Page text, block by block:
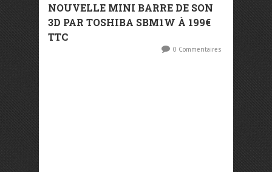
NOUVELLE MINI BARRE DE SON
3D PAR TOSHIBA SBM1W À 199€
TTC
0 Commentaires